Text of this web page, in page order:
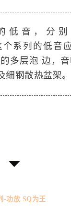
音，分别
个系列的低音
多层泡 边，
细钢散热盆架。
-功放 SQ为王